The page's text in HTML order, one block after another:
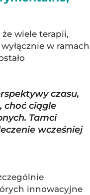
wiele terapii,
w ramach
czasu,
choć ciągle
Tamci
wcześniej
innowacyjne